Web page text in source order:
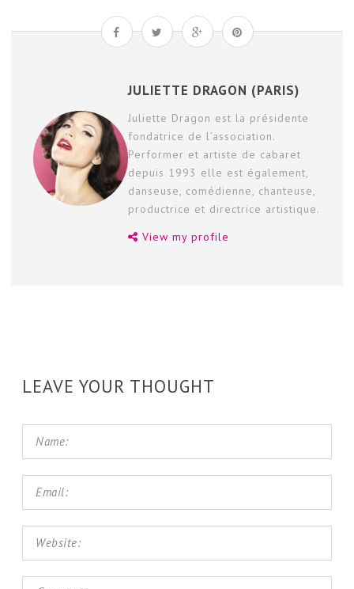
JULIETTE DRAGON (PARIS)
Juliette Dragon est la présidente
fondatrice de l’association.
Performer et artiste de cabaret
depuis 1993 elle est également,
danseuse, comédienne, chanteuse,
productrice et directrice artistique.
View my profile
LEAVE YOUR THOUGHT